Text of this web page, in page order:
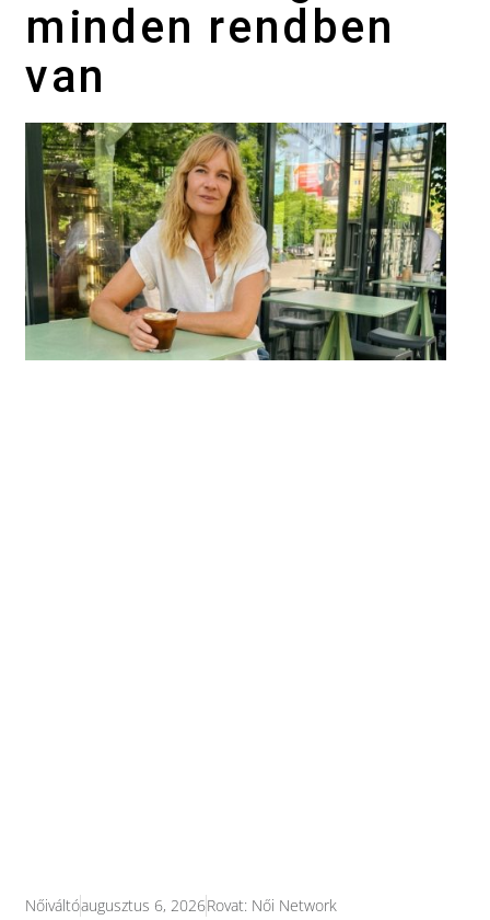
minden rendben
van
Nőiváltóaugusztus 6, 2026Rovat: Női Network